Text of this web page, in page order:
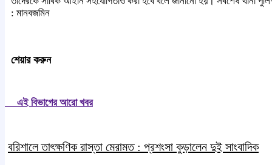
: মানবজমিন
শেয়ার করুন
এই বিভাগের আরো খবর
বরিশালে তাৎক্ষণিক রাস্তা মেরামত : প্রশংসা কুড়ালেন দুই সাংবাদিক